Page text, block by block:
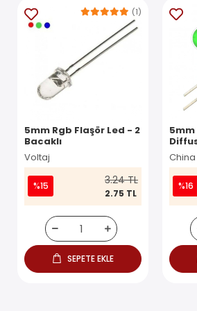
5mm Rgb Flaşör Led - 2
Bacaklı
Voltaj
(1)
%15 3.24 TL
2.75 TL
SEPETE EKLE
5mm
China
%16